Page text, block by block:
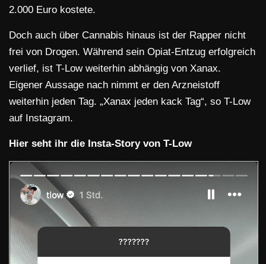
2.000 Euro kostete.
Doch auch über Cannabis hinaus ist der Rapper nicht
frei von Drogen. Während sein Opiat-Entzug erfolgreich
verlief, ist T-Low weiterhin abhängig von Xanax.
Eigener Aussage nach nimmt er den Arzneistoff
weiterhin jeden Tag. „Xanax jeden kack Tag“, so T-Low
auf Instagram.
Hier seht ihr die Insta-Story von T-Low